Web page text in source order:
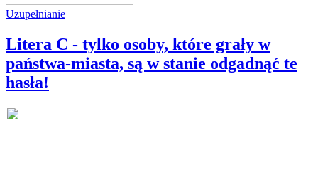
Uzupełnianie
Litera C - tylko osoby, które grały w
państwa-miasta, są w stanie odgadnąć te
hasła!